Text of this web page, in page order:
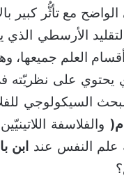
مع تأثُّر كبير
الأرسطي
العلم جميعها،
يحتوي على نظريّته
السيكولوجي
( والفلاسفة
النفس عند ابن